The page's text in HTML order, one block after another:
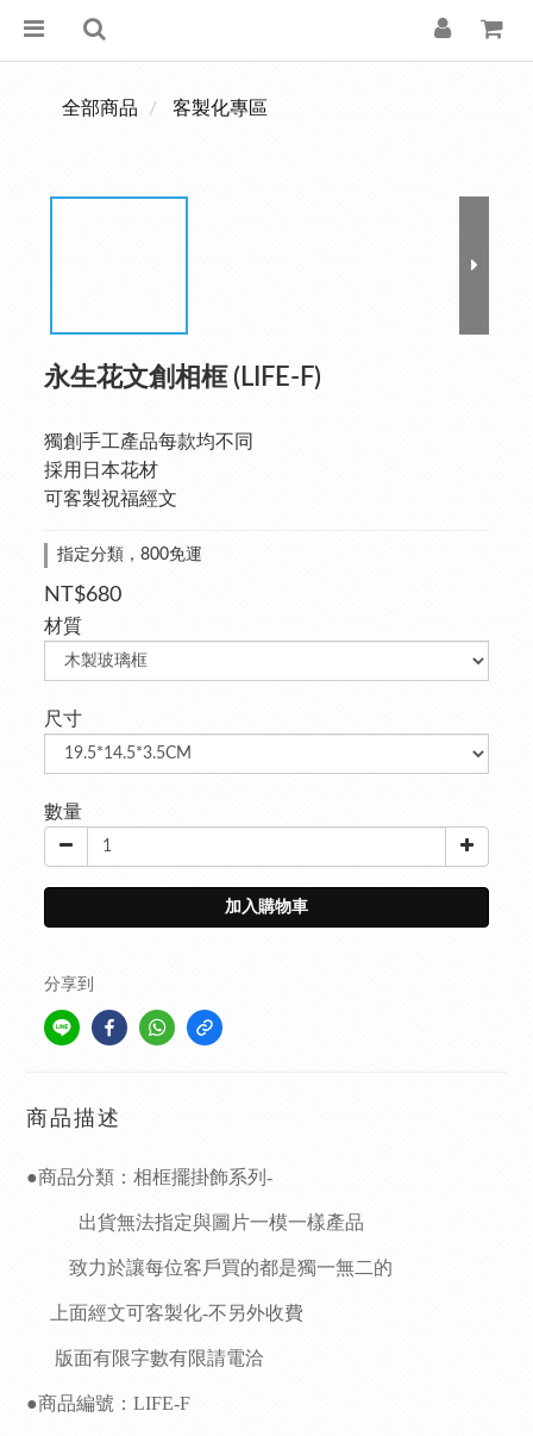
全部商品 客製化專區
永生花文創相框 (LIFE-F)
獨創手工產品每款均不同
採用日本花材
可客製祝福經文
指定分類，800免運
NT$680
材質
尺寸
數量
加入購物車
分享到
商品描述
●商品分類：相框擺掛飾系列-
出貨無法指定與圖片一模一樣產品
致力於讓每位客戶買的都是獨一無二的
上面經文可客製化-不另外收費
版面有限字數有限請電洽
●商品編號：LIFE-F